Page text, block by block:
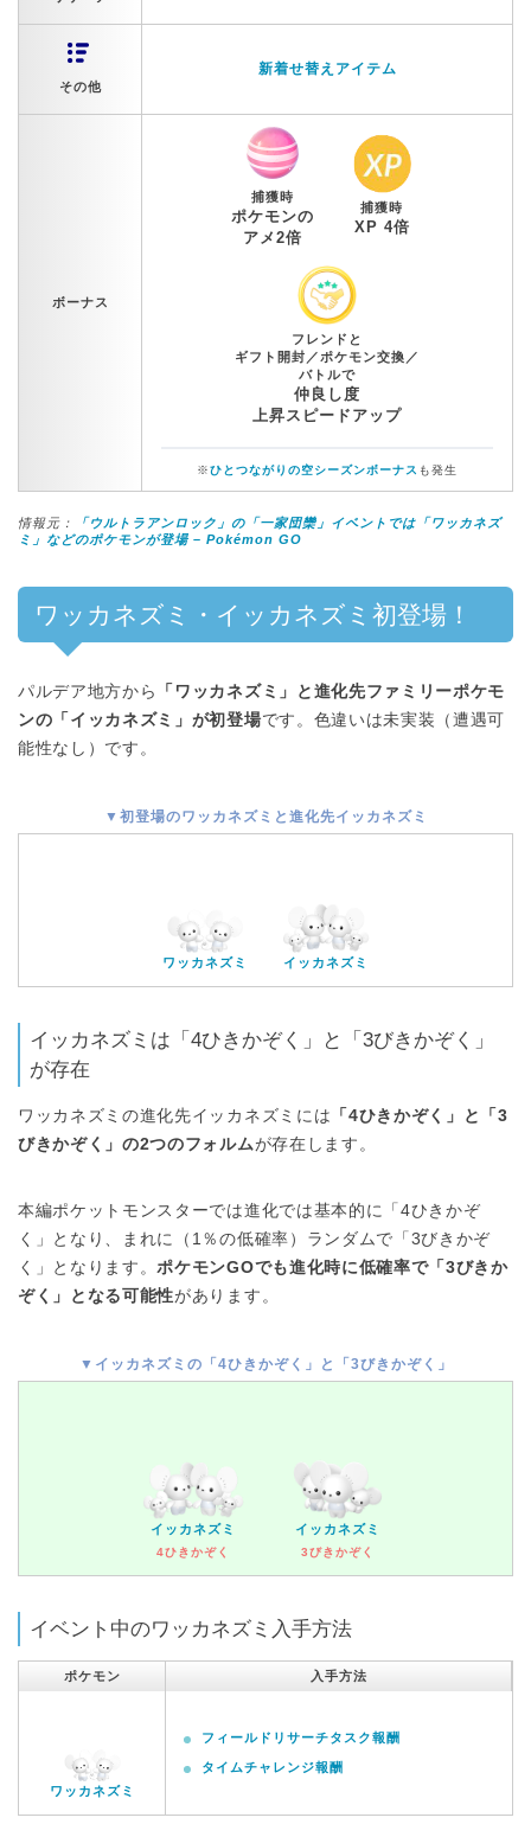
その他
新着せ替えアイテム
ボーナス
捕獲時
ポケモンの
アメ2倍
捕獲時
XP 4倍
フレンドと
ギフト開封／ポケモン交換／
バトルで
仲良し度
上昇スピードアップ
※ひとつながりの空シーズンボーナス も発生
情報元：
「ウルトラアンロック」の「一家団欒」イベントでは「ワッカネズ
ミ」などのポケモンが登場 – Pokémon GO
ワッカネズミ・イッカネズミ初登場！
パルデア地方から
「ワッカネズミ」と進化先ファミリーポケモ
ンの「イッカネズミ」が初登場です。色違いは未実装（遭遇可
能性なし）です。
▼初登場のワッカネズミと進化先イッカネズミ
ワッカネズミ イッカネズミ
イッカネズミは「4ひきかぞく」と「3びきかぞく」
が存在
ワッカネズミの進化先イッカネズミには 「4ひきかぞく」と「3
びきかぞく」の2つのフォルムが存在します。
本編ポケットモンスターでは進化では基本的に「4ひきかぞ
く」となり、まれに（1％の低確率）ランダムで「3びきかぞ
く」となります。 ポケモンGOでも進化時に低確率で「3びきか
ぞく」となる可能性があります。
▼イッカネズミの「4ひきかぞく」と「3びきかぞく」
イッカネズミ
4ひきかぞく
イッカネズミ
3びきかぞく
イベント中のワッカネズミ入手方法
ポケモン 入手方法
ワッカネズミ
フィールドリサーチタスク報酬
タイムチャレンジ報酬